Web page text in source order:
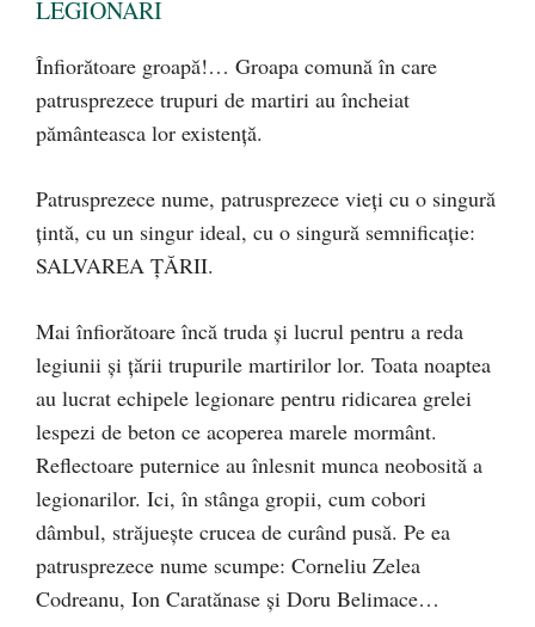
LEGIONARI
Înfiorătoare groapă!… Groapa comună în care
patrusprezece trupuri de martiri au încheiat
pământeasca lor existenţă.
Patrusprezece nume, patrusprezece vieţi cu o singură
ţintă, cu un singur ideal, cu o singură semnificaţie:
SALVAREA ŢĂRII.
Mai înfiorătoare încă truda şi lucrul pentru a reda
legiunii şi ţării trupurile martirilor lor. Toata noaptea
au lucrat echipele legionare pentru ridicarea grelei
lespezi de beton ce acoperea marele mormânt.
Reflectoare puternice au înlesnit munca neobosită a
legionarilor. Ici, în stânga gropii, cum cobori
dâmbul, străjueşte crucea de curând pusă. Pe ea
patrusprezece nume scumpe: Corneliu Zelea
Codreanu, Ion Caratănase şi Doru Belimace…